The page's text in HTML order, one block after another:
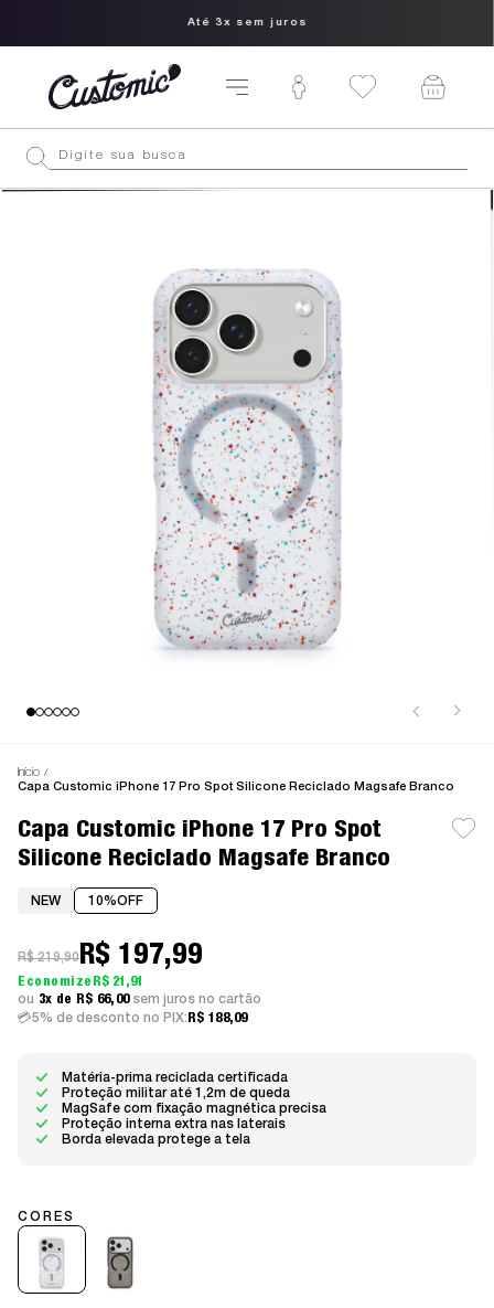
Até 3x sem juros
Início
Capa Customic iPhone 17 Pro Spot Silicone Reciclado Magsafe Branco
Capa Customic iPhone 17 Pro Spot
Silicone Reciclado Magsafe Branco
NEW 10%OFF
5% de desconto no PIX: R$ 188,09
R$ 219,90R$ 197,99
R$ 21,91
3x
R$ 66,00 sem juros
Matéria-prima reciclada certificada
Proteção militar até 1,2m de queda
MagSafe com fixação magnética precisa
Proteção interna extra nas laterais
Borda elevada protege a tela